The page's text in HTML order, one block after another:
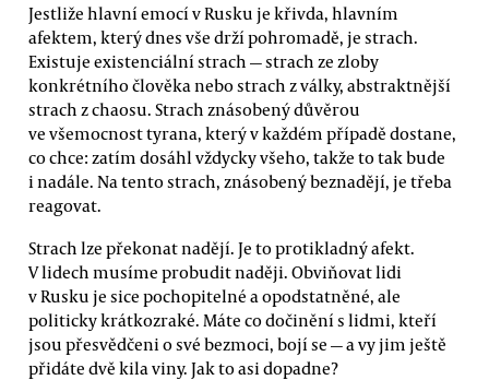
Jestliže hlavní emocí v Rusku je křivda, hlavním
afektem, který dnes vše drží pohromadě, je strach.
Existuje existenciální strach — strach ze zloby
konkrétního člověka nebo strach z války, abstraktnější
strach z chaosu. Strach znásobený důvěrou
ve všemocnost tyrana, který v každém případě dostane,
co chce: zatím dosáhl vždycky všeho, takže to tak bude
i nadále. Na tento strach, znásobený beznadějí, je třeba
reagovat.
Strach lze překonat nadějí. Je to protikladný afekt.
V lidech musíme probudit naději. Obviňovat lidi
v Rusku je sice pochopitelné a opodstatněné, ale
politicky krátkozraké. Máte co dočinění s lidmi, kteří
jsou přesvědčeni o své bezmoci, bojí se — a vy jim ještě
přidáte dvě kila viny. Jak to asi dopadne?